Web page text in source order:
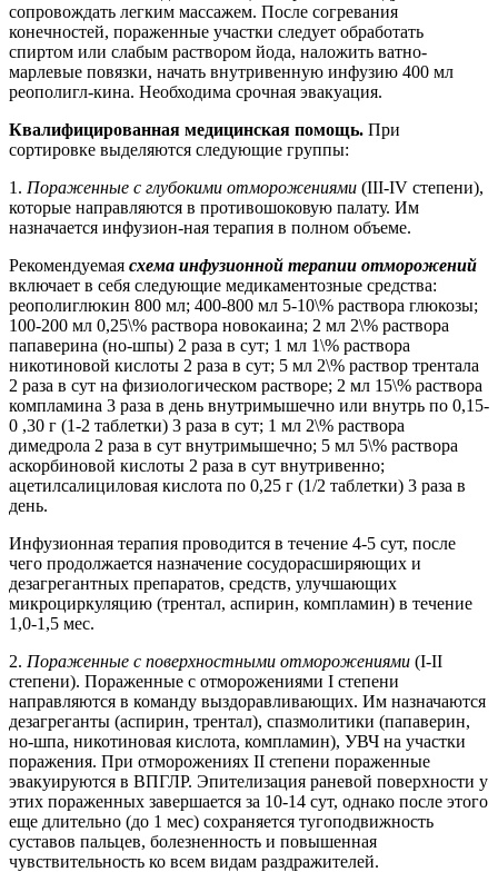
сопровождать легким массажем. После согревания
конечностей, пораженные участки следует обработать
спиртом или слабым раствором йода, наложить ватно-
марлевые повязки, начать внутривенную инфузию 400 мл
реополигл-кина. Необходима срочная эвакуация.
Квалифицированная медицинская помощь. При
сортировке выделяются следующие группы:
1. Пораженные с глубокими отморожениями (III-IV степени),
которые направляются в противошоковую палату. Им
назначается инфузион-ная терапия в полном объеме.
Рекомендуемая схема инфузионной терапии отморожений
включает в себя следующие медикаментозные средства:
реополиглюкин 800 мл; 400-800 мл 5-10\% раствора глюкозы;
100-200 мл 0,25\% раствора новокаина; 2 мл 2\% раствора
папаверина (но-шпы) 2 раза в сут; 1 мл 1\% раствора
никотиновой кислоты 2 раза в сут; 5 мл 2\% раствор трентала
2 раза в сут на физиологическом растворе; 2 мл 15\% раствора
компламина 3 раза в день внутримышечно или внутрь по 0,15-
0 ,30 г (1-2 таблетки) 3 раза в сут; 1 мл 2\% раствора
димедрола 2 раза в сут внутримышечно; 5 мл 5\% раствора
аскорбиновой кислоты 2 раза в сут внутривенно;
ацетилсалициловая кислота по 0,25 г (1/2 таблетки) 3 раза в
день.
Инфузионная терапия проводится в течение 4-5 сут, после
чего продолжается назначение сосудорасширяющих и
дезагрегантных препаратов, средств, улучшающих
микроциркуляцию (трентал, аспирин, компламин) в течение
1,0-1,5 мес.
2. Пораженные с поверхностными отморожениями (I-II
степени). Пораженные с отморожениями I степени
направляются в команду выздоравливающих. Им назначаются
дезагреганты (аспирин, трентал), спазмолитики (папаверин,
но-шпа, никотиновая кислота, компламин), УВЧ на участки
поражения. При отморожениях II степени пораженные
эвакуируются в ВПГЛР. Эпителизация раневой поверхности у
этих пораженных завершается за 10-14 сут, однако после этого
еще длительно (до 1 мес) сохраняется тугоподвижность
суставов пальцев, болезненность и повышенная
чувствительность ко всем видам раздражителей.